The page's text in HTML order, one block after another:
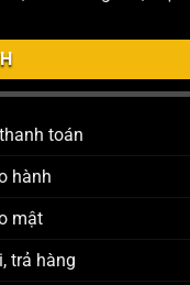
toán
hành
mật
trả hàng